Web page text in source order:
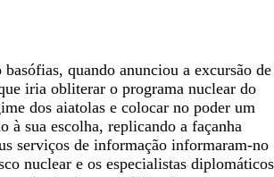
quando anunciou a excursão de
iria obliterar o programa nuclear do
dos aiatolas e colocar no poder um
à sua escolha, replicando a façanha
serviços de informação informaram-no
nuclear e os especialistas diplomáticos